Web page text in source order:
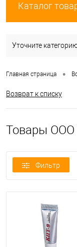
Каталог
Уточните
Главная страница •
Возврат к списку
Товары ООО
Фильтр